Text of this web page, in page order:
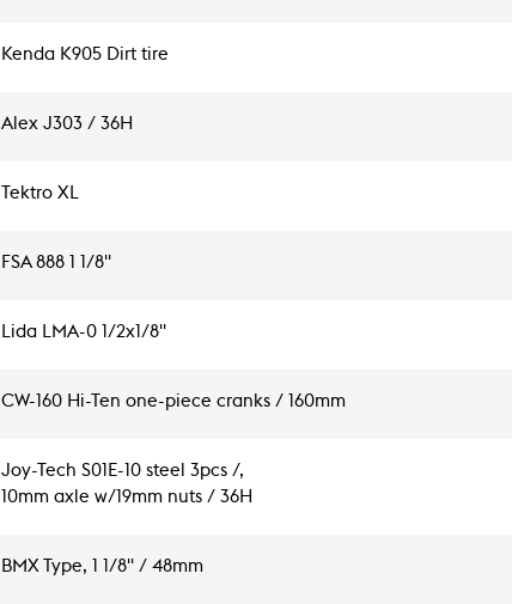
Kenda K905 Dirt tire
Alex J303 / 36H
Tektro XL
FSA 888 1 1/8"
Lida LMA-0 1/2x1/8"
CW-160 Hi-Ten one-piece cranks / 160mm
Joy-Tech S01E-10 steel 3pcs /,
10mm axle w/19mm nuts / 36H
BMX Type, 1 1/8" / 48mm